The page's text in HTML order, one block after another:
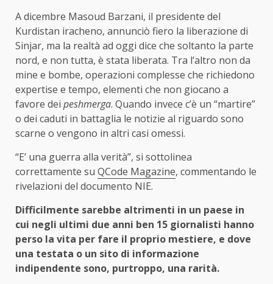
A dicembre Masoud Barzani, il presidente del
Kurdistan iracheno, annunciò fiero la liberazione di
Sinjar, ma la realtà ad oggi dice che soltanto la parte
nord, e non tutta, è stata liberata. Tra l’altro non da
mine e bombe, operazioni complesse che richiedono
expertise e tempo, elementi che non giocano a
favore dei peshmerga. Quando invece c’è un “martire”
o dei caduti in battaglia le notizie al riguardo sono
scarne o vengono in altri casi omessi.
“E’ una guerra alla verità”, si sottolinea
correttamente su QCode Magazine, commentando le
rivelazioni del documento NIE.
Difficilmente sarebbe altrimenti in un paese in
cui negli ultimi due anni ben 15 giornalisti hanno
perso la vita per fare il proprio mestiere, e dove
una testata o un sito di informazione
indipendente sono, purtroppo, una rarità.